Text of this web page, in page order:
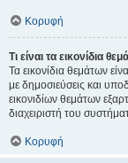
Κορυφή
Τι είναι τα εικονίδια
Τα εικονίδια θεμάτων
με δημοσιεύσεις και
εικονιδίων θεμάτων
διαχειριστή του
Κορυφή